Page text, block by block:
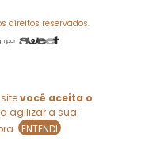
você aceita o
agilizar a sua
ENTENDI
direitos reservados.